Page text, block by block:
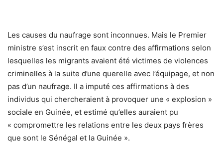
Les causes du naufrage sont inconnues. Mais le Premier
ministre s’est inscrit en faux contre des affirmations selon
lesquelles les migrants avaient été victimes de violences
criminelles à la suite d’une querelle avec l’équipage, et non
pas d’un naufrage. Il a imputé ces affirmations à des
individus qui chercheraient à provoquer une « explosion »
sociale en Guinée, et estimé qu’elles auraient pu
« compromettre les relations entre les deux pays frères
que sont le Sénégal et la Guinée ».